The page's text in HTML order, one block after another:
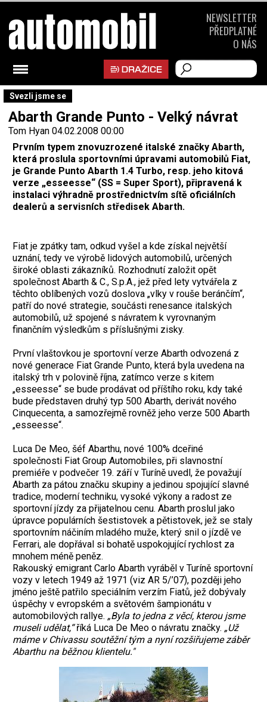
Svezli jsme se
Abarth Grande Punto - Velký návrat
Tom Hyan 04.02.2008 00:00
Prvním typem znovuzrozené italské značky Abarth,
která proslula sportovními úpravami automobilů Fiat,
je Grande Punto Abarth 1.4 Turbo, resp. jeho kitová
verze „esseesse“ (SS = Super Sport), připravená k
instalaci výhradně prostřednictvím sítě oficiálních
dealerů a servisních středisek Abarth.
Fiat je zpátky tam, odkud vyšel a kde získal největší
uznání, tedy ve výrobě lidových automobilů, určených
široké oblasti zákazníků. Rozhodnutí založit opět
společnost Abarth & C., S.p.A., jež před lety vytvářela z
těchto oblíbených vozů doslova „vlky v rouše beránčím“,
patří do nové strategie, součásti renesance italských
automobilů, už spojené s návratem k vyrovnaným
finančním výsledkům s příslušnými zisky.
První vlaštovkou je sportovní verze Abarth odvozená z
nové generace Fiat Grande Punto, která byla uvedena na
italský trh v polovině října, zatímco verze s kitem
„esseesse“ se bude prodávat od příštího roku, kdy také
bude představen druhý typ 500 Abarth, derivát nového
Cinquecenta, a samozřejmě rovněž jeho verze 500 Abarth
„esseesse“.
Luca De Meo, šéf Abarthu, nové 100% dceřiné
společnosti Fiat Group Automobiles, při slavnostní
premiéře v podvečer 19. září v Turíně uvedl, že považují
Abarth za pátou značku skupiny a jedinou spojující slavné
tradice, moderní techniku, vysoké výkony a radost ze
sportovní jízdy za přijatelnou cenu. Abarth proslul jako
úpravce populárních šestistovek a pětistovek, jež se staly
sportovním náčiním mladého muže, který snil o jízdě ve
Ferrari, ale dopřával si bohatě uspokojující rychlost za
mnohem méně peněz.
Rakouský emigrant Carlo Abarth vyráběl v Turíně sportovní
vozy v letech 1949 až 1971 (viz AR 5/’07), později jeho
jméno ještě patřilo speciálním verzím Fiatů, jež dobývaly
úspěchy v evropském a světovém šampionátu v
automobilových rallye. „Byla to jedna z věcí, kterou jsme
museli udělat,“říká Luca De Meo o návratu značky. „Už
máme v Chivassu soutěžní tým a nyní rozšiřujeme záběr
Abarthu na běžnou klientelu."
NEWSLETTER
PŘEDPLATNÉ
O NÁS